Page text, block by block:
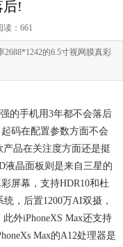
后!
读：661
的6.5寸视网膜真彩
码在配置参数方面不会
品在关注度方面还是挺
液晶面板则是来自三星的
屏幕，支持HDR10和杜
，后置1200万AI双摄，
外iPhoneXS Max还支持
Max的A12处理器是